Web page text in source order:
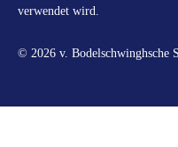
verwendet wird.
© 2026 v. Bodelschwinghsche